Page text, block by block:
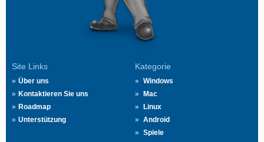
Site Links
Über uns
Kontaktieren Sie uns
Roadmap
Unterstützung
Kategorie
Windows
Mac
Linux
Android
Spiele